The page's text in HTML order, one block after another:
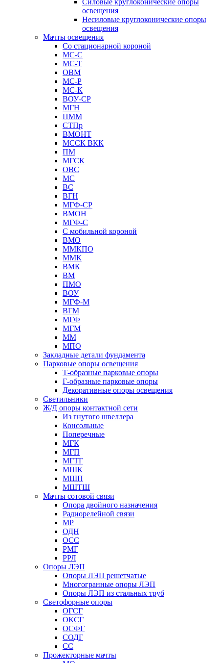
освещения
Несиловые круглоконические опоры
освещения
Мачты освещения
Со стационарной короной
МС-С
МС-Т
ОВМ
МС-Р
МС-К
ВОУ-СР
МГН
ПММ
СТПр
ВМОНТ
МССК ВКК
ПМ
МГСК
ОВС
МС
ВС
ВГН
МГФ-СР
ВМОН
МГФ-С
С мобильной короной
ВМО
ММКПО
ММК
ВМК
ВМ
ПМО
ВОУ
МГФ-М
ВГМ
МГФ
МГМ
ММ
МПО
Закладные детали фундамента
Парковые опоры освещения
Т-образные парковые опоры
Г-образные парковые опоры
Декоративные опоры освещения
Светильники
Ж/Д опоры контактной сети
Из гнутого швеллера
Консольные
Поперечные
МГК
МГП
МГТГ
МШК
МШП
МШТШ
Мачты сотовой связи
Опора двойного назначения
Радиорелейной связи
МР
ОДН
ОСС
РМГ
РРЛ
Опоры ЛЭП
Опоры ЛЭП решетчатые
Многогранные опоры ЛЭП
Опоры ЛЭП из стальных труб
Светофорные опоры
ОГСГ
ОКСГ
ОСФГ
СОДГ
СС
Прожекторные мачты